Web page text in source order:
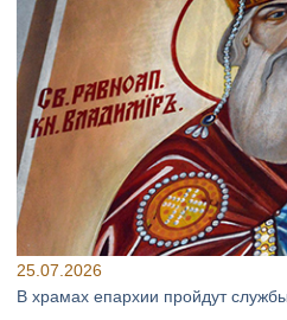
25.07.2026
В храмах епархии пройдут